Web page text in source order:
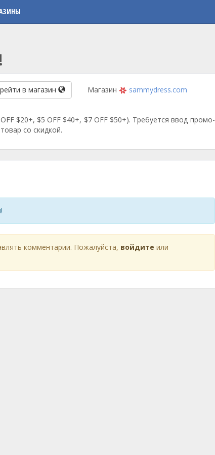
в магазин Магазин sammydress.com
$20+, $5 OFF $40+, $7 OFF $50+). Требуется ввод промо-
со скидкой.
комментарии. Пожалуйста, войдите или